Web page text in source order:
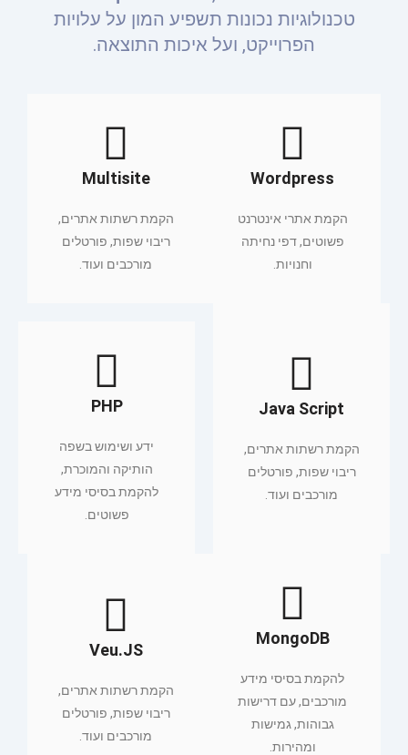
טכנולוגיות נכונות תשפיע המון על עלויות
הפרוייקט, ועל איכות התוצאה.
Wordpress
הקמת אתרי אינטרנט
פשוטים, דפי נחיתה
וחנויות.
Multisite
הקמת רשתות אתרים,
ריבוי שפות, פורטלים
מורכבים ועוד.
Java Script
הקמת רשתות אתרים,
ריבוי שפות, פורטלים
מורכבים ועוד.
PHP
ידע ושימוש בשפה
הותיקה והמוכרת,
להקמת בסיסי מידע
פשוטים.
MongoDB
להקמת בסיסי מידע
מורכבים, עם דרישות
גבוהות, גמישות
ומהירות.
Veu.JS
הקמת רשתות אתרים,
ריבוי שפות, פורטלים
מורכבים ועוד.